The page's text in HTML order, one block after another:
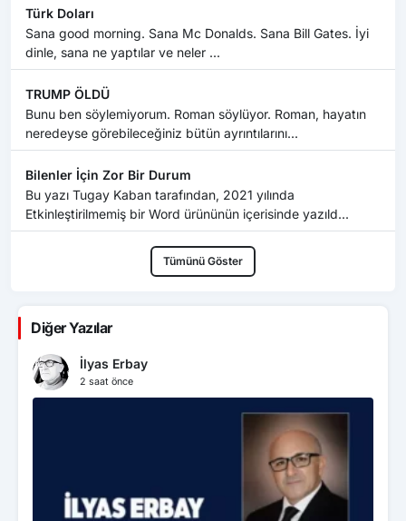
Türk Doları
Sana good morning. Sana Mc Donalds. Sana Bill Gates. İyi
dinle, sana ne yaptılar ve neler ...
TRUMP ÖLDÜ
Bunu ben söylemiyorum. Roman söylüyor. Roman, hayatın
neredeyse görebileceğiniz bütün ayrıntılarını...
Bilenler İçin Zor Bir Durum
Bu yazı Tugay Kaban tarafından, 2021 yılında
Etkinleştirilmemiş bir Word ürününün içerisinde yazıld...
Tümünü Göster
Diğer Yazılar
İlyas Erbay
2 saat önce